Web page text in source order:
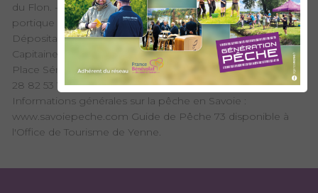
du Flon. -Installation d'une table de pique-nique et d'un
portique de balançoire. -Signalétique d'information.
Dépositaires de permis de pêche : Brico Yenne - Rue
Capitaine Simon 73170 Yenne - 04 79 25 04 04 Le SGR -
Place Sénateur Mollard 73170 Saint-Jean-de-Chevelu 04 79
28 82 53 Vente en ligne sur : www.cartedepeche.fr
Informations générales sur la pêche en Savoie :
www.savoiepeche.com Guide de Pêche 73 disponible à
l'Office de Tourisme de Yenne.